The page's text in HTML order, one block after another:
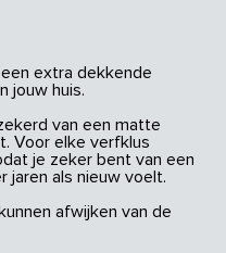
extra dekkende
jouw huis.
van een matte
Voor elke verfklus
je zeker bent van een
jaren als nieuw voelt.
afwijken van de